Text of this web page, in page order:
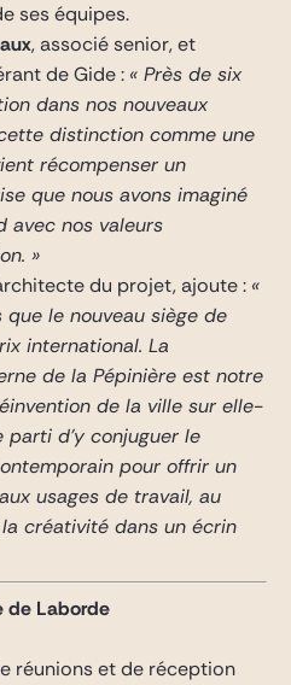
ses équipes.
, associé senior, et
de Gide : « Près de six
dans nos nouveaux
distinction comme une
récompenser un
que nous avons imaginé
avec nos valeurs
»
du projet, ajoute : «
que le nouveau siège de
international. La
de la Pépinière est notre
de la ville sur elle-
parti d’y conjuguer le
pour offrir un
usages de travail, au
créativité dans un écrin
de Laborde
réunions et de réception